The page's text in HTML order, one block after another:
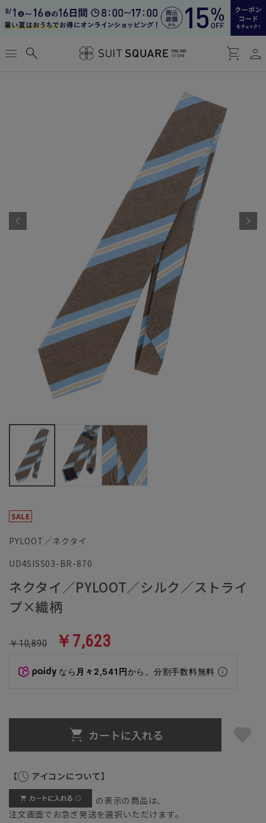
menu search shopping_cart person
PYLOOT／ネクタイ
UD4SISS03-BR-870
ネクタイ／PYLOOT／シルク／ストライ
プ×織柄
￥10,890 ￥7,623
なら 月々2,541円から。分割手数料無料
カートに入れる
【 アイコンについて】
の表示の商品は、
注文画面でお急ぎ発送を選択いただけます。
お気に入り